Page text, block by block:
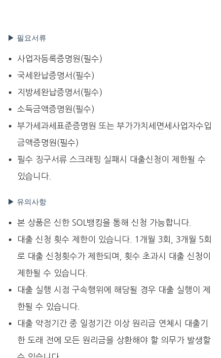
▶ 필요서류
사업자등록증명원(필수)
국세완납증명서(필수)
지방세완납증명서(필수)
소득금액증명원(필수)
부가세과세표준증명원 또는 부가가치세면세사업자수입
금액증명원(필수)
필수 징구서류 스크래핑 실패시 대출신청이 제한될 수
있습니다.
▶ 유의사항
본 상품은 신한 SOL뱅킹을 통해 신청 가능합니다.
대출 신청 횟수 제한이 있습니다. 1개월 3회, 3개월 5회
로 대출 신청횟수가 제한되며, 횟수 초과시 대출 신청이
제한될 수 있습니다.
대출 실행 시점 구속행위에 해당될 경우 대출 실행이 제
한될 수 있습니다.
대출 약정기간 중 일정기간 이상 원리금 연체시 대출기
한 도래 전에 모든 원리금을 상환해야 할 의무가 발생할